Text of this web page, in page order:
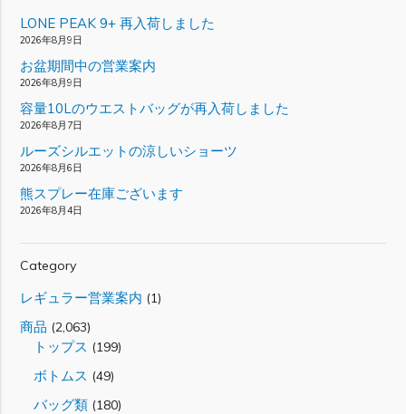
LONE PEAK 9+ 再入荷しました
2026年8月9日
お盆期間中の営業案内
2026年8月9日
容量10Lのウエストバッグが再入荷しました
2026年8月7日
ルーズシルエットの涼しいショーツ
2026年8月6日
熊スプレー在庫ございます
2026年8月4日
Category
レギュラー営業案内 (1)
商品 (2,063)
トップス (199)
ボトムス (49)
バッグ類(180)